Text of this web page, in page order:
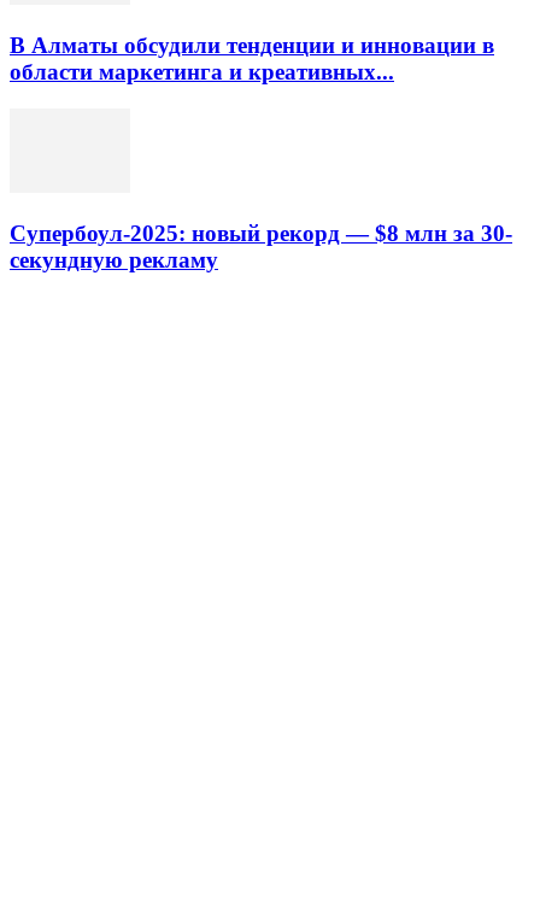
В Алматы обсудили тенденции и инновации в
области маркетинга и креативных...
Супербоул-2025: новый рекорд — $8 млн за 30-
секундную рекламу